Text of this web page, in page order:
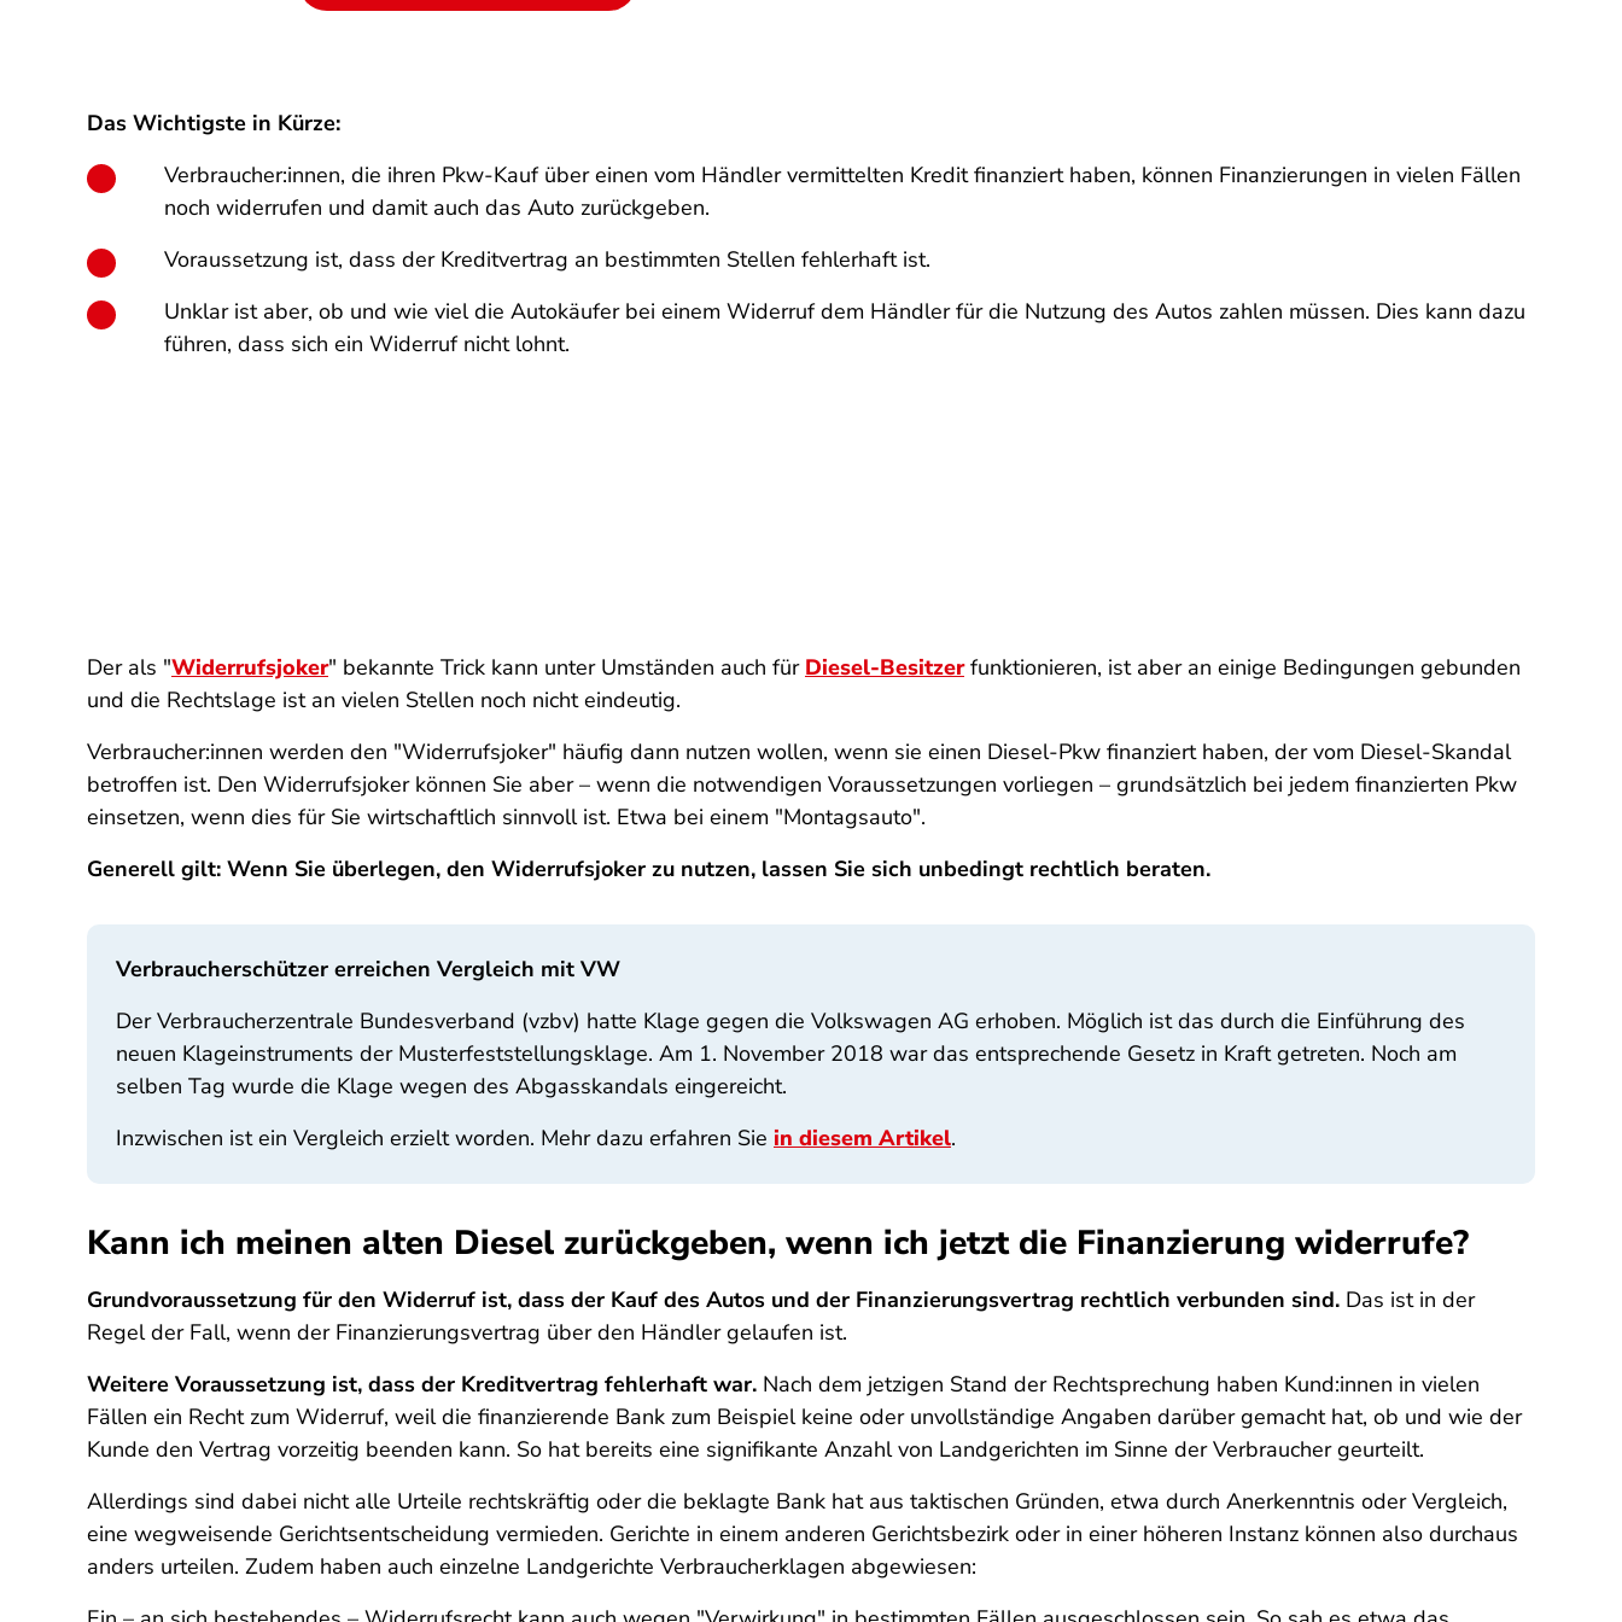
Das Wichtigste in Kürze:
Verbraucher:innen, die ihren Pkw-Kauf über einen vom Händler vermittelten Kredit finanziert haben, können Finanzierungen in vielen Fällen
noch widerrufen und damit auch das Auto zurückgeben.
Voraussetzung ist, dass der Kreditvertrag an bestimmten Stellen fehlerhaft ist.
Unklar ist aber, ob und wie viel die Autokäufer bei einem Widerruf dem Händler für die Nutzung des Autos zahlen müssen. Dies kann dazu
führen, dass sich ein Widerruf nicht lohnt.
Der als "Widerrufsjoker" bekannte Trick kann unter Umständen auch für Diesel-Besitzerfunktionieren, ist aber an einige Bedingungen gebunden
und die Rechtslage ist an vielen Stellen noch nicht eindeutig.
Verbraucher:innen werden den "Widerrufsjoker" häufig dann nutzen wollen, wenn sie einen Diesel-Pkw finanziert haben, der vom Diesel-Skandal
betroffen ist. Den Widerrufsjoker können Sie aber – wenn die notwendigen Voraussetzungen vorliegen – grundsätzlich bei jedem finanzierten Pkw
einsetzen, wenn dies für Sie wirtschaftlich sinnvoll ist. Etwa bei einem "Montagsauto".
Generell gilt: Wenn Sie überlegen, den Widerrufsjoker zu nutzen, lassen Sie sich unbedingt rechtlich beraten.
Verbraucherschützer erreichen Vergleich mit VW
Der Verbraucherzentrale Bundesverband (vzbv) hatte Klage gegen die Volkswagen AG erhoben. Möglich ist das durch die Einführung des
neuen Klageinstruments der Musterfeststellungsklage. Am 1. November 2018 war das entsprechende Gesetz in Kraft getreten. Noch am
selben Tag wurde die Klage wegen des Abgasskandals eingereicht.
Inzwischen ist ein Vergleich erzielt worden. Mehr dazu erfahren Sie in diesem Artikel.
Kann ich meinen alten Diesel zurückgeben, wenn ich jetzt die Finanzierung widerrufe?
Grundvoraussetzung für den Widerruf ist, dass der Kauf des Autos und der Finanzierungsvertrag rechtlich verbunden sind. Das ist in der
Regel der Fall, wenn der Finanzierungsvertrag über den Händler gelaufen ist.
Weitere Voraussetzung ist, dass der Kreditvertrag fehlerhaft war. Nach dem jetzigen Stand der Rechtsprechung haben Kund:innen in vielen
Fällen ein Recht zum Widerruf, weil die finanzierende Bank zum Beispiel keine oder unvollständige Angaben darüber gemacht hat, ob und wie der
Kunde den Vertrag vorzeitig beenden kann. So hat bereits eine signifikante Anzahl von Landgerichten im Sinne der Verbraucher geurteilt.
Allerdings sind dabei nicht alle Urteile rechtskräftig oder die beklagte Bank hat aus taktischen Gründen, etwa durch Anerkenntnis oder Vergleich,
eine wegweisende Gerichtsentscheidung vermieden. Gerichte in einem anderen Gerichtsbezirk oder in einer höheren Instanz können also durchaus
anders urteilen. Zudem haben auch einzelne Landgerichte Verbraucherklagen abgewiesen: